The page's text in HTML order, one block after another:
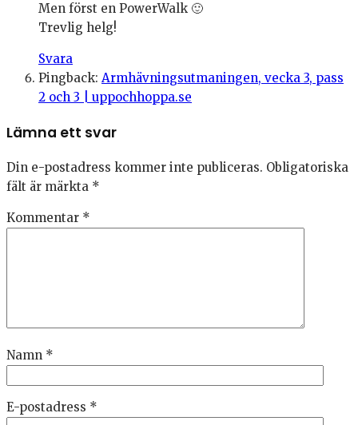
Men först en PowerWalk 🙂
Trevlig helg!
Svara
Pingback: Armhävningsutmaningen, vecka 3, pass
2 och 3 | uppochhoppa.se
Lämna ett svar
Din e-postadress kommer inte publiceras. Obligatoriska
fält är märkta *
Kommentar *
Namn *
E-postadress *